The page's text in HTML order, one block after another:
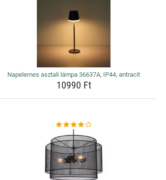
Napelemes asztali lámpa 36637A, IP44, antracit
10990 Ft